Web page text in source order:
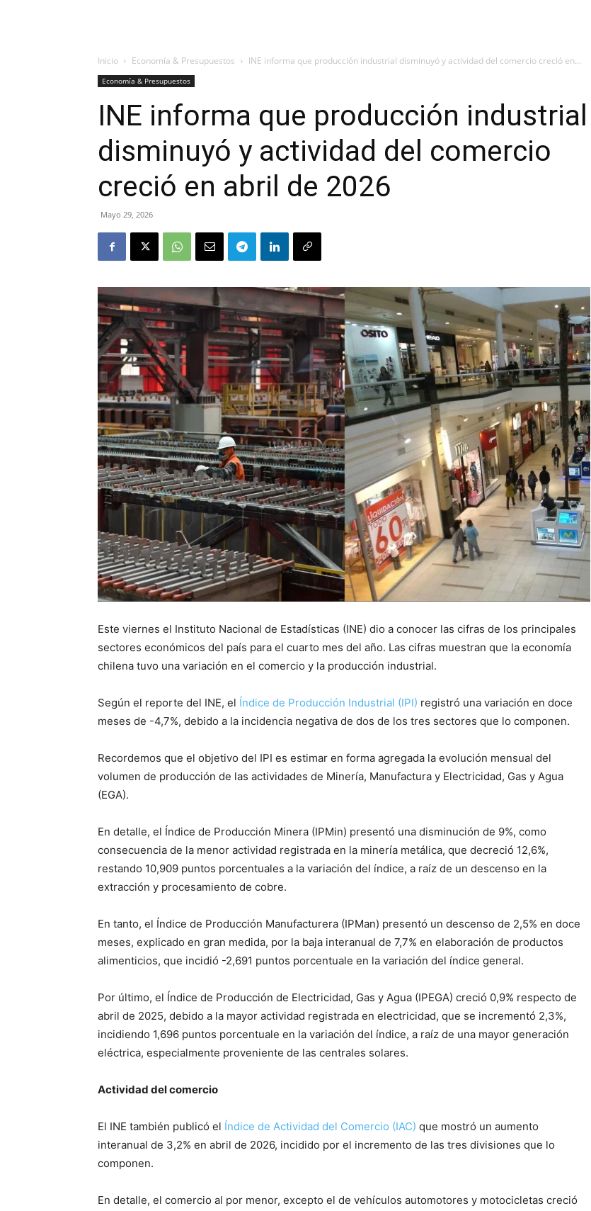
Inicio Economía & Presupuestos INE informa que producción industrial disminuyó y actividad del comercio creció en...
Economía & Presupuestos
INE informa que producción industrial
disminuyó y actividad del comercio
creció en abril de 2026
Mayo 29, 2026
Este viernes el Instituto Nacional de Estadísticas (INE) dio a conocer las cifras de los principales
sectores económicos del país para el cuarto mes del año. Las cifras muestran que la economía
chilena tuvo una variación en el comercio y la producción industrial.
Según el reporte del INE, el Índice de Producción Industrial (IPI) registró una variación en doce
meses de -4,7%, debido a la incidencia negativa de dos de los tres sectores que lo componen.
Recordemos que el objetivo del IPI es estimar en forma agregada la evolución mensual del
volumen de producción de las actividades de Minería, Manufactura y Electricidad, Gas y Agua
(EGA).
En detalle, el Índice de Producción Minera (IPMin) presentó una disminución de 9%, como
consecuencia de la menor actividad registrada en la minería metálica, que decreció 12,6%,
restando 10,909 puntos porcentuales a la variación del índice, a raíz de un descenso en la
extracción y procesamiento de cobre.
En tanto, el Índice de Producción Manufacturera (IPMan) presentó un descenso de 2,5% en doce
meses, explicado en gran medida, por la baja interanual de 7,7% en elaboración de productos
alimenticios, que incidió -2,691 puntos porcentuale en la variación del índice general.
Por último, el Índice de Producción de Electricidad, Gas y Agua (IPEGA) creció 0,9% respecto de
abril de 2025, debido a la mayor actividad registrada en electricidad, que se incrementó 2,3%,
incidiendo 1,696 puntos porcentuale en la variación del índice, a raíz de una mayor generación
eléctrica, especialmente proveniente de las centrales solares.
Actividad del comercio
El INE también publicó el Índice de Actividad del Comercio (IAC) que mostró un aumento
interanual de 3,2% en abril de 2026, incidido por el incremento de las tres divisiones que lo
componen.
En detalle, el comercio al por menor, excepto el de vehículos automotores y motocicletas creció